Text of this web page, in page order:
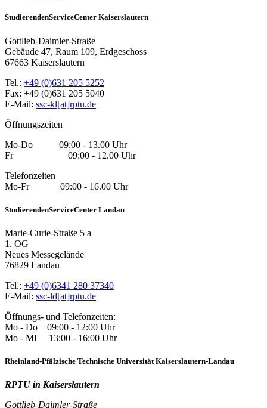
StudierendenServiceCenter Kaiserslautern
Gottlieb-Daimler-Straße
Gebäude 47, Raum 109, Erdgeschoss
67663 Kaiserslautern
Tel.: +49 (0)631 205 5252
Fax: +49 (0)631 205 5040
E-Mail: ssc-kl[at]rptu.de
Öffnungszeiten
Mo-Do 09:00 - 13.00 Uhr
Fr 09:00 - 12.00 Uhr
Telefonzeiten
Mo-Fr 09:00 - 16.00 Uhr
StudierendenServiceCenter Landau
Marie-Curie-Straße 5 a
1. OG
Neues Messegelände
76829 Landau
Tel.: +49 (0)6341 280 37340
E-Mail: ssc-ld[at]rptu.de
Öffnungs- und Telefonzeiten:
Mo - Do 09:00 - 12:00 Uhr
Mo - MI 13:00 - 16:00 Uhr
Rheinland-Pfälzische Technische Universität Kaiserslautern-Landau
RPTU in Kaiserslautern
Gottlieb-Daimler-Straße